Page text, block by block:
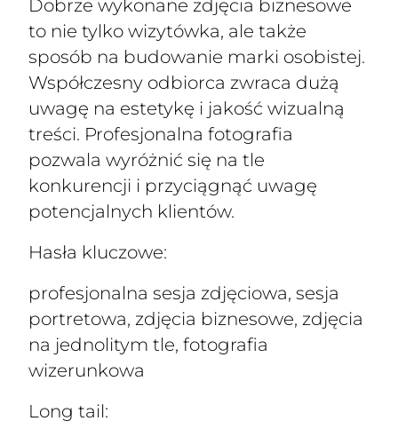
Dobrze wykonane zdjęcia biznesowe
to nie tylko wizytówka, ale także
sposób na budowanie marki osobistej.
Współczesny odbiorca zwraca dużą
uwagę na estetykę i jakość wizualną
treści. Profesjonalna fotografia
pozwala wyróżnić się na tle
konkurencji i przyciągnąć uwagę
potencjalnych klientów.
Hasła kluczowe:
profesjonalna sesja zdjęciowa, sesja
portretowa, zdjęcia biznesowe, zdjęcia
na jednolitym tle, fotografia
wizerunkowa
Long tail: